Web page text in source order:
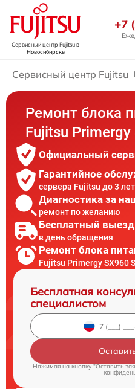
Сервисный центр Fujitsuв
Новосибирске
+7
Сервисный центр Fujitsu
Ремонт блока
Fujitsu Primergy
Официальный
Гарантийное
сервера Fujitsu до 3 лет
Диагностика за
ремонт по желанию
Бесплатный выезд
в день обращения
Ремонт блока
Fujitsu Primergy SX960
Бесплатная
специалистом
Нажимая на кнопку "Оставить